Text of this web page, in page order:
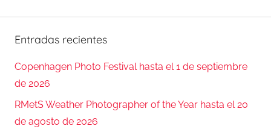
Entradas recientes
Copenhagen Photo Festival hasta el 1 de septiembre
de 2026
RMetS Weather Photographer of the Year hasta el 20
de agosto de 2026